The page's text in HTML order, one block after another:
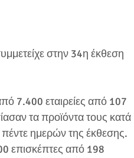
στην 34η έκθεση
7.400 εταιρείες από 107
τα προϊόντα τους κατά
πέντε ημερών της έκθεσης.
επισκέπτες από 198